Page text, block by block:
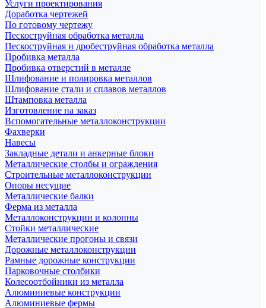
Услуги проектирования
Доработка чертежей
По готовому чертежу
Пескоструйная обработка металла
Пескоструйная и дробеструйная обработка металла
Пробивка металла
Пробивка отверстий в металле
Шлифование и полировка металлов
Шлифование стали и сплавов металлов
Штамповка металла
Изготовление на заказ
Вспомогательные металлоконструкции
Фахверки
Навесы
Закладные детали и анкерные блоки
Металлические столбы и ограждения
Строительные металлоконструкции
Опоры несущие
Металлические балки
Ферма из металла
Металлоконструкции и колонны
Стойки металлические
Металлические прогоны и связи
Дорожные металлоконструкции
Рамные дорожные конструкции
Парковочные столбики
Колесоотбойники из металла
Алюминиевые конструкции
Алюминиевые фермы